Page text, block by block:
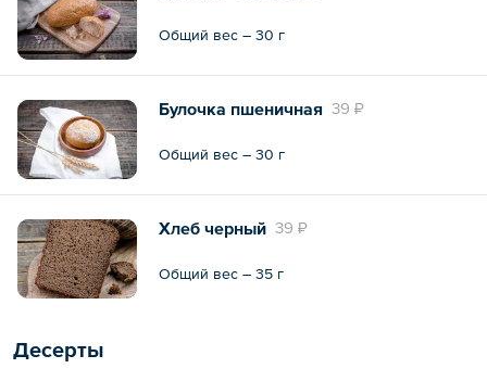
Общий вес – 30 г
39 ₽
Булочка пшеничная
Общий вес – 30 г
39 ₽
Хлеб черный
Общий вес – 35 г
Десерты